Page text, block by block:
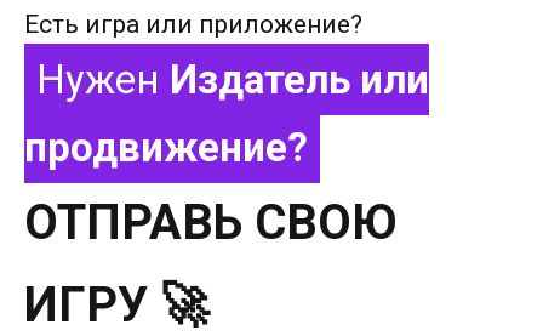
Есть игра или приложение?
Нужен Издатель или
продвижение?
ОТПРАВЬ СВОЮ
ИГРУ 🚀